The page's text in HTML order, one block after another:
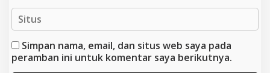
Simpan nama, email, dan situs web saya pada
peramban ini untuk komentar saya berikutnya.